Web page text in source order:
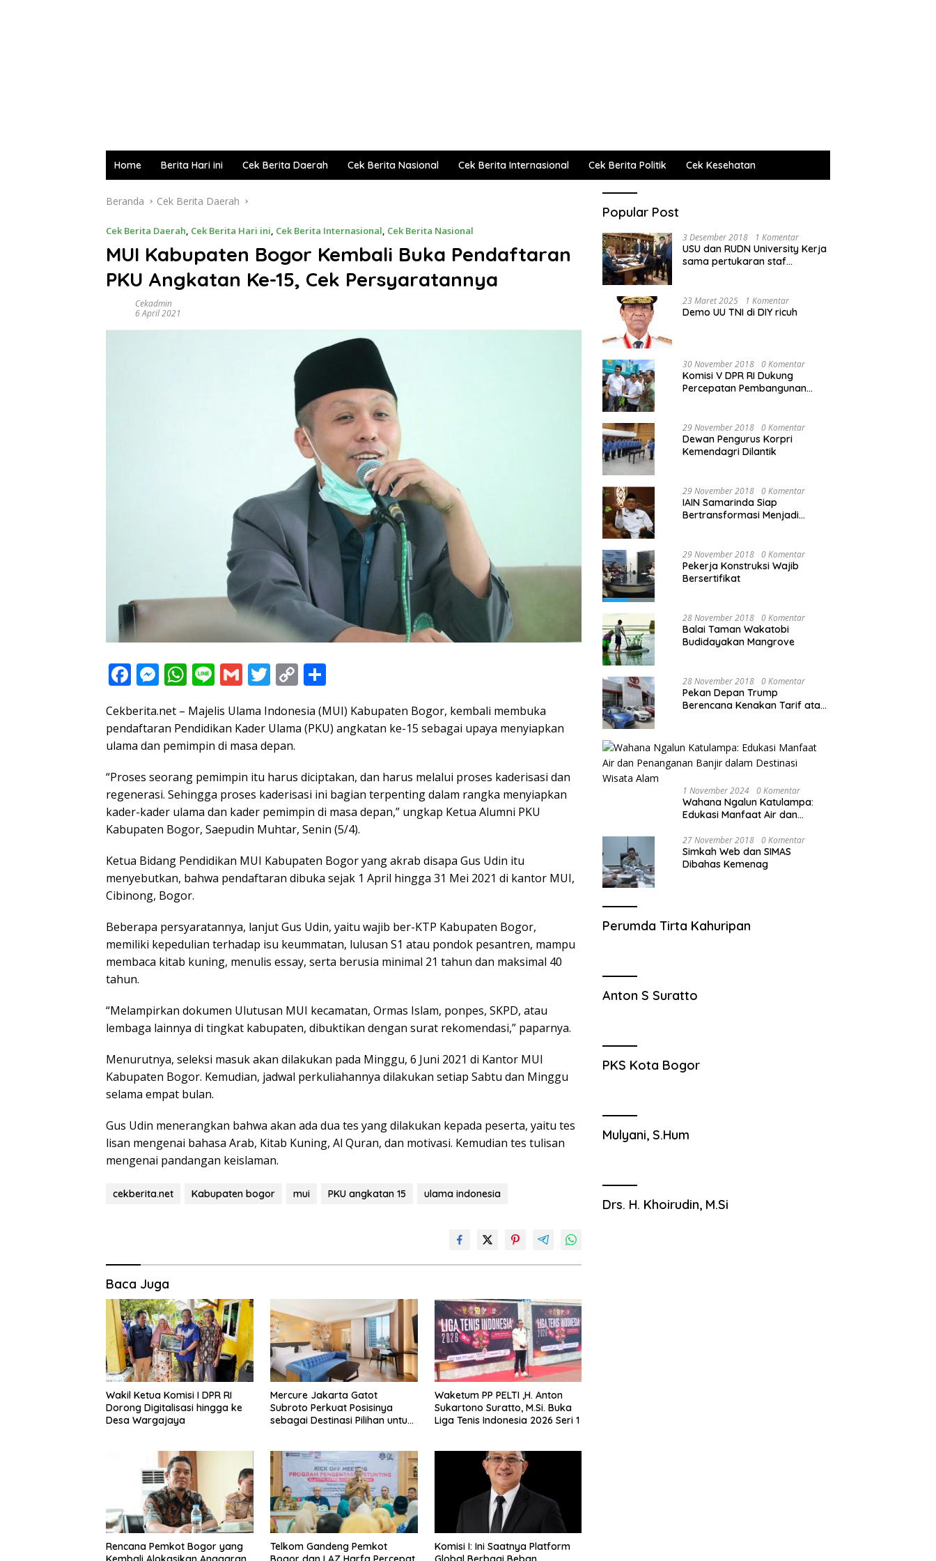
Home Berita Hari ini Cek Berita Daerah Cek Berita Nasional Cek Berita Internasional Cek Berita Politik Cek Kesehatan
Beranda Cek Berita Daerah
Cek Berita Daerah, Cek Berita Hari ini, Cek Berita Internasional, Cek Berita Nasional
MUI Kabupaten Bogor Kembali Buka Pendaftaran
PKU Angkatan Ke-15, Cek Persyaratannya
Cekadmin
6 April 2021
F
e
b
o
k
M
ss
e
g
er
W
at
s
p
p
Li
e
G
ai
l
T
itt
er
C
p
y
n
k
ar
e
Cekberita.net – Majelis Ulama Indonesia (MUI) Kabupaten Bogor, kembali membuka
pendaftaran Pendidikan Kader Ulama (PKU) angkatan ke-15 sebagai upaya menyiapkan
ulama dan pemimpin di masa depan.
“Proses seorang pemimpin itu harus diciptakan, dan harus melalui proses kaderisasi dan
regenerasi. Sehingga proses kaderisasi ini bagian terpenting dalam rangka menyiapkan
kader-kader ulama dan kader pemimpin di masa depan,” ungkap Ketua Alumni PKU
Kabupaten Bogor, Saepudin Muhtar, Senin (5/4).
Ketua Bidang Pendidikan MUI Kabupaten Bogor yang akrab disapa Gus Udin itu
menyebutkan, bahwa pendaftaran dibuka sejak 1 April hingga 31 Mei 2021 di kantor MUI,
Cibinong, Bogor.
Beberapa persyaratannya, lanjut Gus Udin, yaitu wajib ber-KTP Kabupaten Bogor,
memiliki kepedulian terhadap isu keummatan, lulusan S1 atau pondok pesantren, mampu
membaca kitab kuning, menulis essay, serta berusia minimal 21 tahun dan maksimal 40
tahun.
“Melampirkan dokumen Ulutusan MUI kecamatan, Ormas Islam, ponpes, SKPD, atau
lembaga lainnya di tingkat kabupaten, dibuktikan dengan surat rekomendasi,” paparnya.
Menurutnya, seleksi masuk akan dilakukan pada Minggu, 6 Juni 2021 di Kantor MUI
Kabupaten Bogor. Kemudian, jadwal perkuliahannya dilakukan setiap Sabtu dan Minggu
selama empat bulan.
Gus Udin menerangkan bahwa akan ada dua tes yang dilakukan kepada peserta, yaitu tes
lisan mengenai bahasa Arab, Kitab Kuning, Al Quran, dan motivasi. Kemudian tes tulisan
mengenai pandangan keislaman.
cekberita.net Kabupaten bogor mui PKU angkatan 15 ulama indonesia
Baca Juga
Wakil Ketua Komisi I DPR RI
Dorong Digitalisasi hingga ke
Desa Wargajaya
Mercure Jakarta Gatot
Subroto Perkuat Posisinya
sebagai Destinasi Pilihan untuk
Waketum PP PELTI ,H. Anton
Sukartono Suratto, M.Si. Buka
Liga Tenis Indonesia 2026 Seri 1
Rencana Pemkot Bogor yang
Telkom Gandeng Pemkot
Komisi I: Ini Saatnya Platform
Popular Post
3 Desember 2018 1 Komentar
USU dan RUDN University Kerja
sama pertukaran staf
23 Maret 2025 1 Komentar
Demo UU TNI di DIY ricuh
30 November 2018 0 Komentar
Komisi V DPR RI Dukung
Percepatan Pembangunan
29 November 2018 0 Komentar
Dewan Pengurus Korpri
Kemendagri Dilantik
29 November 2018 0 Komentar
IAIN Samarinda Siap
Bertransformasi Menjadi
29 November 2018 0 Komentar
Pekerja Konstruksi Wajib
Bersertifikat
28 November 2018 0 Komentar
Balai Taman Wakatobi
Budidayakan Mangrove
28 November 2018 0 Komentar
Pekan Depan Trump
Berencana Kenakan Tarif atas
1 November 2024 0 Komentar
Wahana Ngalun Katulampa:
Edukasi Manfaat Air dan
Destinasi Wisata Alam
27 November 2018 0 Komentar
Simkah Web dan SIMAS
Dibahas Kemenag
Perumda Tirta Kahuripan
Anton S Suratto
PKS Kota Bogor
Mulyani, S.Hum
Drs. H. Khoirudin, M.Si